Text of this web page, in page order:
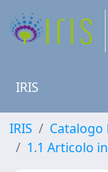
IRIS
IRIS Catalogo
1.1 Articolo